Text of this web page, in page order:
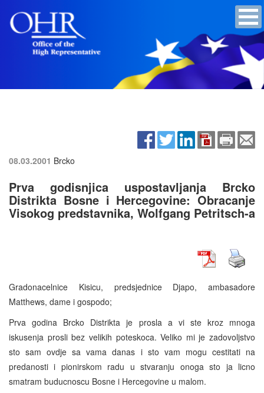
08.03.2001 Brcko
Prva godisnjica uspostavljanja Brcko
Distrikta Bosne i Hercegovine: Obracanje
Visokog predstavnika, Wolfgang Petritsch-a
Gradonacelnice Kisicu, predsjednice Djapo, ambasadore
Matthews, dame i gospodo;
Prva godina Brcko Distrikta je prosla a vi ste kroz mnoga
iskusenja prosli bez velikih poteskoca. Veliko mi je zadovoljstvo
sto sam ovdje sa vama danas i sto vam mogu cestitati na
predanosti i pionirskom radu u stvaranju onoga sto ja licno
smatram buducnoscu Bosne i Hercegovine u malom.